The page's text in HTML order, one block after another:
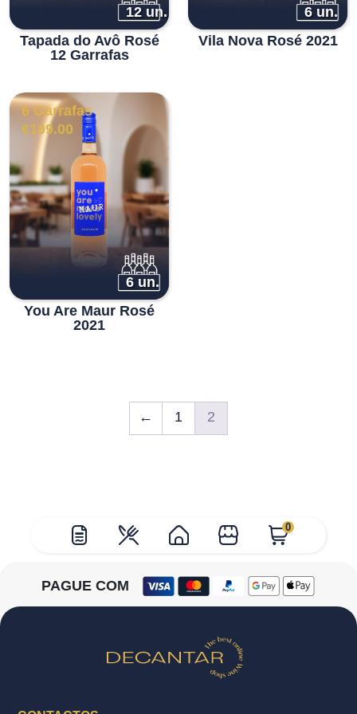
0
12 un.
Tapada do Avô Rosé
12 Garrafas
6 un.
Vila Nova Rosé 2021
6 Garrafas
€109.00
6 un.
You Are Maur Rosé
2021
← 1 2
PAGUE COM